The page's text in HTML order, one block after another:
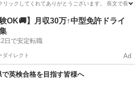
リックしてくれてありがとうございます。 長文で長
験OK🚚】月収30万↑中型免許ドライ
日で安定転職
ダイレクト Ad
で英検合格を目指す皆様へ